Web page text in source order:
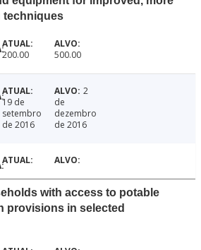
techniques
200.00 500.00
19 de
setembro
de 2016
2
de
dezembro
de 2016
with access to potable
provisions in selected